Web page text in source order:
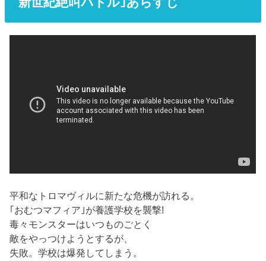
平和なトロマヴィルに新たな危機が訪れる。
｢おむつマフィア｣が養護学校を襲撃!
毒々モンスターはいつものごとく
敵をやっつけようとするが、
失敗。学校は爆発してしまう。